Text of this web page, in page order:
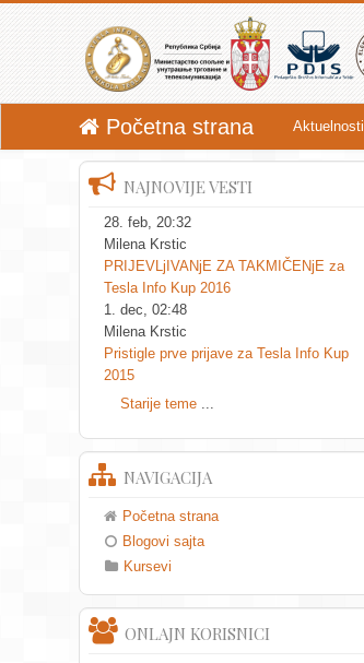
Početna strana Aktuelnosti
NAJNOVIJE VESTI
28. feb, 20:32
Milena Krstic
PRIJEVLjIVANjE ZA TAKMIČENjE za
Tesla Info Kup 2016
1. dec, 02:48
Milena Krstic
Pristigle prve prijave za Tesla Info Kup
2015
Starije teme ...
NAVIGACIJA
Početna strana
Blogovi sajta
Kursevi
ONLAJN KORISNICI